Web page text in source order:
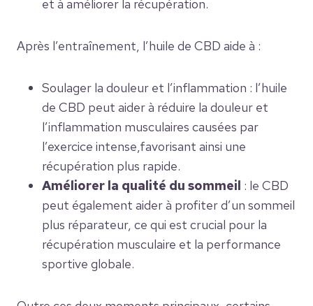
et à améliorer la récupération.
Après l’entraînement, l’huile de CBD aide à :
Soulager la douleur et l’inflammation : l’huile
de CBD peut aider à réduire la douleur et
l’inflammation musculaires causées par
l’exercice intense,favorisant ainsi une
récupération plus rapide.
Améliorer la qualité du sommeil : le CBD
peut également aider à profiter d’un sommeil
plus réparateur, ce qui est crucial pour la
récupération musculaire et la performance
sportive globale.